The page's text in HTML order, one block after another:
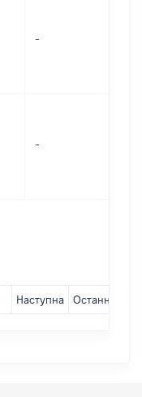
-
-
Наступна Остання